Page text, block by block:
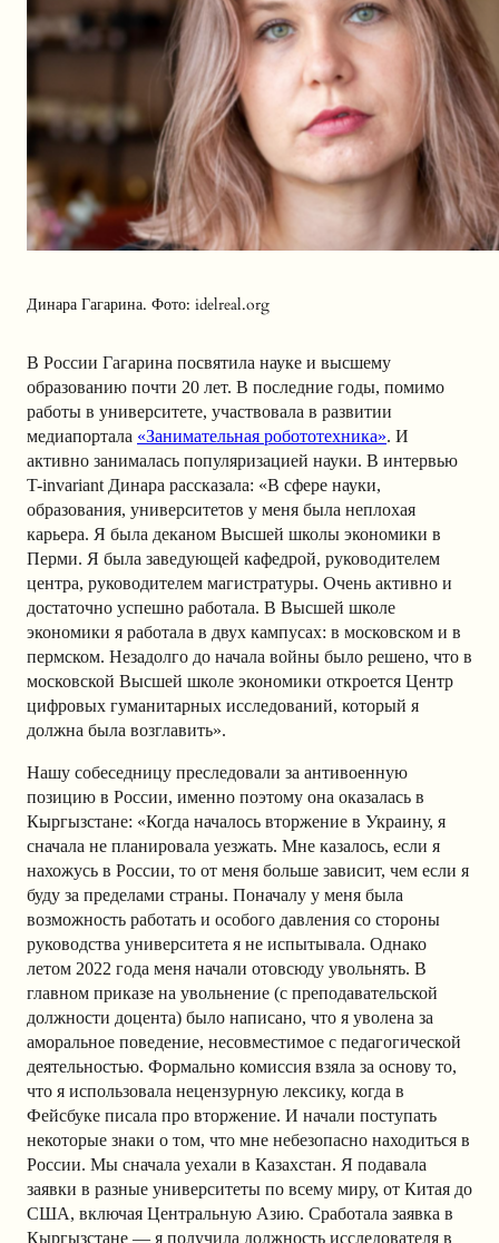
Динара Гагарина. Фото: idelreal.org
В России Гагарина посвятила науке и высшему
образованию почти 20 лет. В последние годы, помимо
работы в университете, участвовала в развитии
медиапортала «Занимательная робототехника». И
активно занималась популяризацией науки. В интервью
T-invariant Динара рассказала: «В сфере науки,
образования, университетов у меня была неплохая
карьера. Я была деканом Высшей школы экономики в
Перми. Я была заведующей кафедрой, руководителем
центра, руководителем магистратуры. Очень активно и
достаточно успешно работала. В Высшей школе
экономики я работала в двух кампусах: в московском и в
пермском. Незадолго до начала войны было решено, что в
московской Высшей школе экономики откроется Центр
цифровых гуманитарных исследований, который я
должна была возглавить».
Нашу собеседницу преследовали за антивоенную
позицию в России, именно поэтому она оказалась в
Кыргызстане: «Когда началось вторжение в Украину, я
сначала не планировала уезжать. Мне казалось, если я
нахожусь в России, то от меня больше зависит, чем если я
буду за пределами страны. Поначалу у меня была
возможность работать и особого давления со стороны
руководства университета я не испытывала. Однако
летом 2022 года меня начали отовсюду увольнять. В
главном приказе на увольнение (с преподавательской
должности доцента) было написано, что я уволена за
аморальное поведение, несовместимое с педагогической
деятельностью. Формально комиссия взяла за основу то,
что я использовала нецензурную лексику, когда в
Фейсбуке писала про вторжение. И начали поступать
некоторые знаки о том, что мне небезопасно находиться в
России. Мы сначала уехали в Казахстан. Я подавала
заявки в разные университеты по всему миру, от Китая до
США, включая Центральную Азию. Сработала заявка в
Кыргызстане — я получила должность исследователя в